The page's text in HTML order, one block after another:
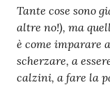
Tante cose sono
altre no!), ma
è come imparare
scherzare, a
calzini, a fare la